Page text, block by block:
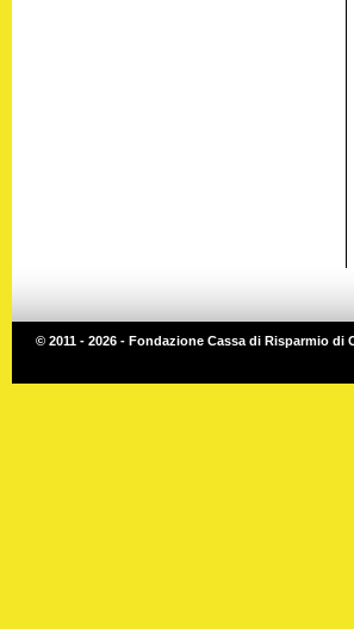
© 2011 - 2026 - Fondazione Cassa di Risparmio di